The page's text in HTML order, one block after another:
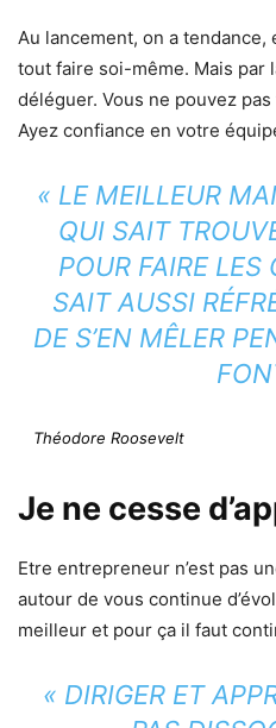
Au lancement, on a
tout faire soi-même. Mais par
déléguer. Vous ne pouvez
Ayez confiance en votre
« LE MEILLEUR
QUI SAIT
POUR FAIRE
SAIT AUSSI
DE S’EN MÊLER
Théodore Roosevelt
Je ne cesse
Etre entrepreneur n’est pas
autour de vous continue
meilleur et pour ça il faut
« DIRIGER ET